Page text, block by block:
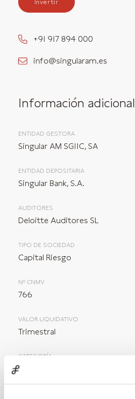
Invertir
+91 917 894 000
info@singularam.es
Información adicional
ENTIDAD GESTORA
Singular AM SGIIC, SA
ENTIDAD DEPOSITARIA
Singular Bank, S.A.
AUDITORES
Deloitte Auditores SL
TIPO DE SOCIEDAD
Capital Riesgo
Nº CNMV
766
VALOR LIQUIDATIVO
Trimestral
CATEGORÍA
Capital-riesgo